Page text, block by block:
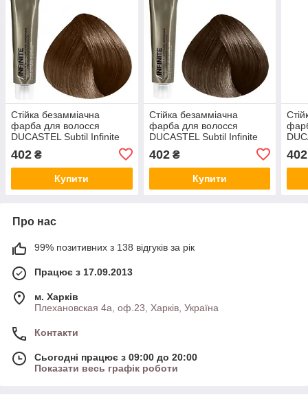
Стійка безамміачна
фарба для волосся
DUCASTEL Subtil Infinite
золотистого червоного
дерева
402 ₴
Купити
Стійка безамміачна
фарба для волосся
DUCASTEL Subtil Infinite
перламутрово-золотистий
402₴
Купити
402
Про нас
99% позитивних з 138 відгуків за рік
Працює з 17.09.2013
м. Харків
Плехановская 4а, оф.23, Харків, Україна
Контакти
Сьогодні працює з 09:00 до 20:00
Показати весь графік роботи